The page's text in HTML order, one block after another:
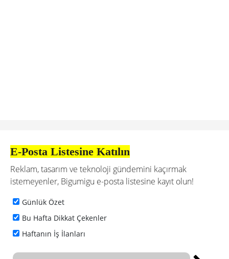
E-Posta Listesine Katılın
Reklam, tasarım ve teknoloji gündemini kaçırmak
istemeyenler, Bigumigu e-posta listesine kayıt olun!
Günlük Özet
Bu Hafta Dikkat Çekenler
Haftanın İş İlanları